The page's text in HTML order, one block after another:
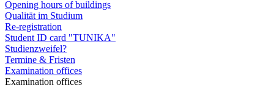
Opening hours of buildings
Qualität im Studium
Re-registration
Student ID card "TUNIKA"
Studienzweifel?
Termine & Fristen
Examination offices
Examination offices